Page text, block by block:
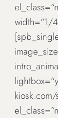
width=“1/